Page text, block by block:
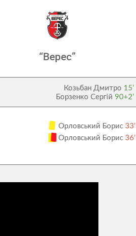
“Верес”
Козьбан Дмитро 15’
Борзенко Сергій 90+2’
Орловський Борис 33’
Орловський Борис 36’